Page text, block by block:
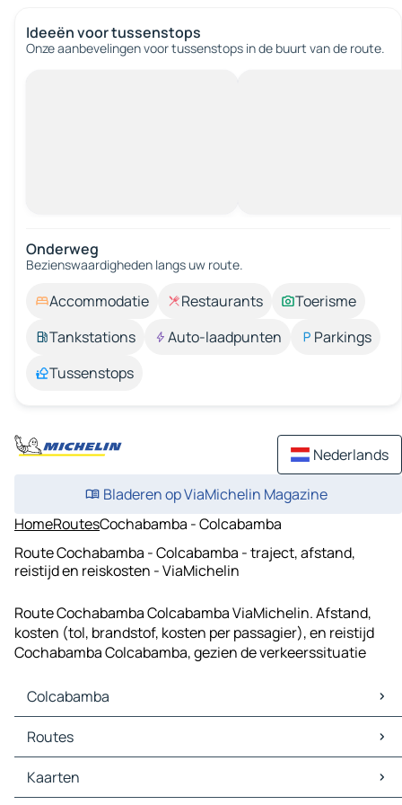
Ideeën voor tussenstops
Onze aanbevelingen voor tussenstops in de buurt van de route.
Onderweg
Bezienswaardigheden langs uw route.
Accommodatie Restaurants
Toerisme
Tankstations
Auto-laadpunten
Parkings
Tussenstops
Nederlands
Bladeren op ViaMichelin Magazine
HomeRoutesCochabamba - Colcabamba
Route Cochabamba - Colcabamba - traject, afstand,
reistijd en reiskosten - ViaMichelin
Route Cochabamba Colcabamba ViaMichelin. Afstand,
kosten (tol, brandstof, kosten per passagier), en reistijd
Cochabamba Colcabamba, gezien de verkeerssituatie
Colcabamba
Colcabamba Kaarten
Colcabamba Verkeer
Colcabamba Hotels
Colcabamba Restaurants
Routes
Routes Colcabamba - Pariacoto
Routes Colcabamba - Pira
Kaarten